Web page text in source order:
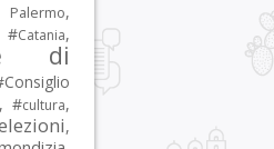
,
Catania,
di
Consiglio
, #cultura,
,